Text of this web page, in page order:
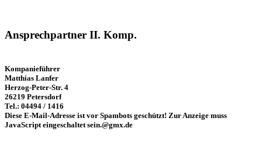
Ansprechpartner II. Komp.
Kompanieführer
Matthias Lanfer
Herzog-Peter-Str. 4
26219 Petersdorf
Tel.: 04494 / 1416
Diese E-Mail-Adresse ist vor Spambots geschützt! Zur Anzeige muss
JavaScript eingeschaltet sein.@gmx.de